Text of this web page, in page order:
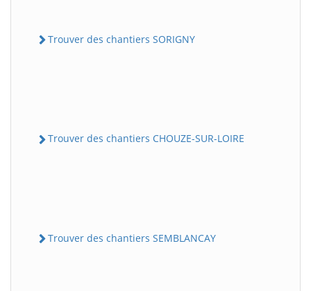
Trouver des chantiers SORIGNY
Trouver des chantiers CHOUZE-SUR-LOIRE
Trouver des chantiers SEMBLANCAY